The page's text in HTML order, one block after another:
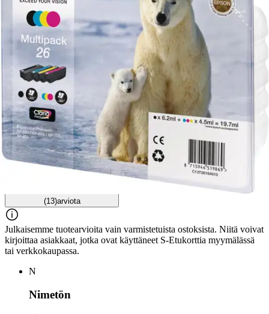
Arviot
(13)arviota
Julkaisemme tuotearvioita vain varmistetuista ostoksista. Niitä voivat
kirjoittaa asiakkaat, jotka ovat käyttäneet S-Etukorttia myymälässä
tai verkkokaupassa.
N
Nimetön